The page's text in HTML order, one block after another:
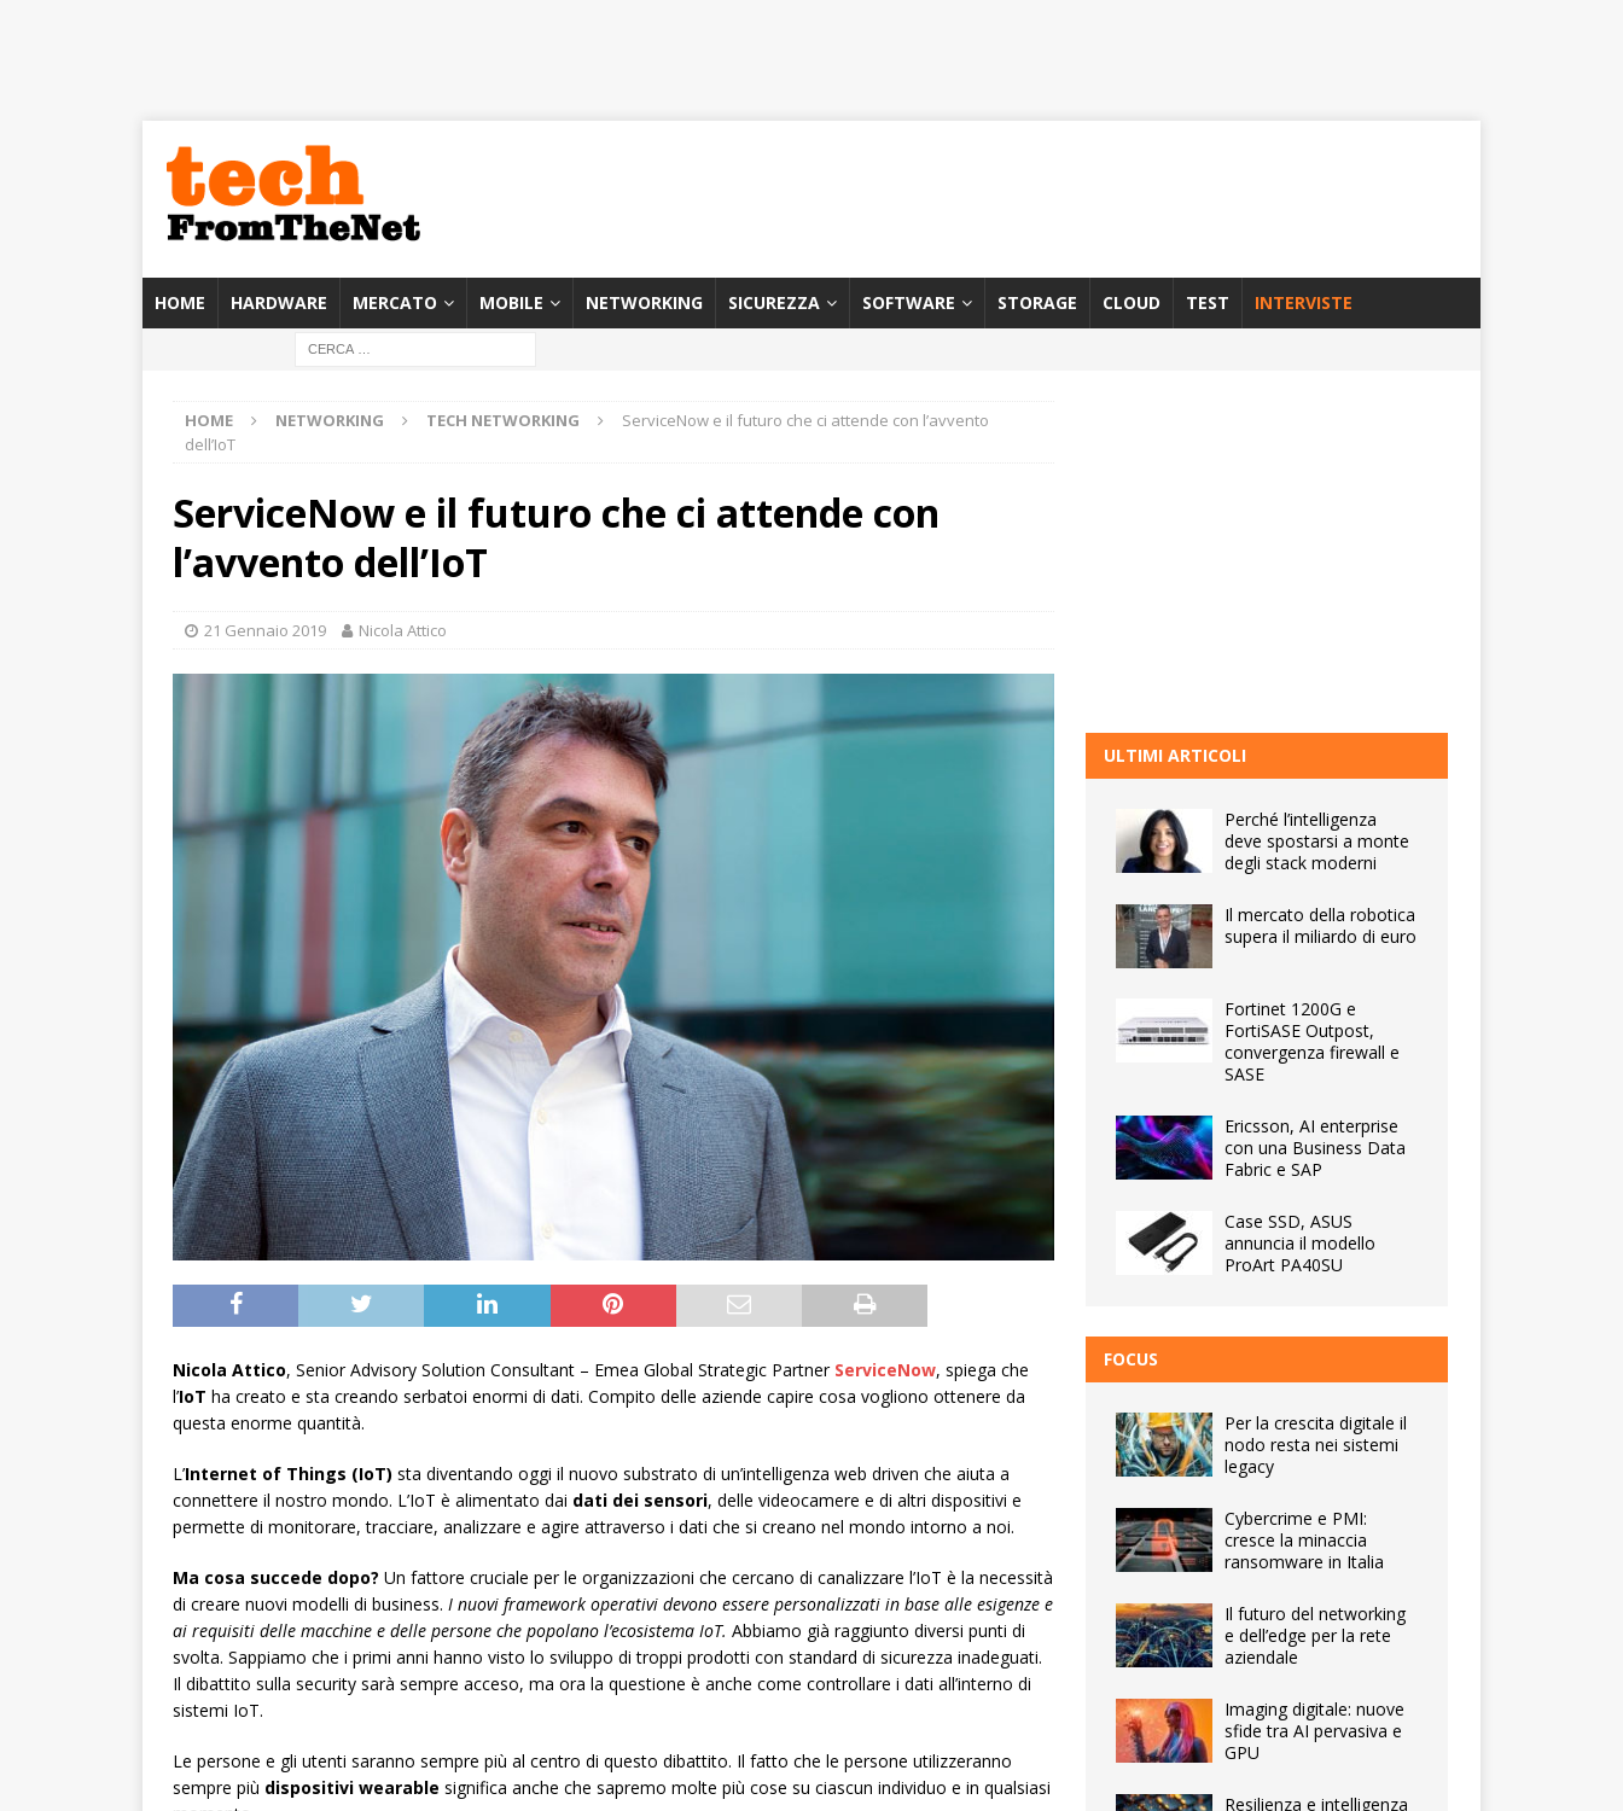
HOME HARDWARE MERCATO MOBILE NETWORKING SICUREZZA SOFTWARE STORAGE CLOUD TEST INTERVISTE
HOME NETWORKING TECH NETWORKING
ServiceNow e il futuro che ci attende con l’avvento
dell’IoT
ServiceNow e il futuro che ci attende con
l’avvento dell’IoT
21 Gennaio 2019 Nicola Attico
Nicola Attico, Senior Advisory Solution Consultant – Emea Global Strategic Partner ServiceNow, spiega che
l’IoT ha creato e sta creando serbatoi enormi di dati. Compito delle aziende capire cosa vogliono ottenere da
questa enorme quantità.
L’Internet of Things (IoT) sta diventando oggi il nuovo substrato di un’intelligenza web driven che aiuta a
connettere il nostro mondo. L’IoT è alimentato dai dati dei sensori, delle videocamere e di altri dispositivi e
permette di monitorare, tracciare, analizzare e agire attraverso i dati che si creano nel mondo intorno a noi.
Ma cosa succede dopo? Un fattore cruciale per le organizzazioni che cercano di canalizzare l’IoT è la necessità
di creare nuovi modelli di business. I nuovi framework operativi devono essere personalizzati in base alle esigenze e
ai requisiti delle macchine e delle persone che popolano l’ecosistema IoT. Abbiamo già raggiunto diversi punti di
svolta. Sappiamo che i primi anni hanno visto lo sviluppo di troppi prodotti con standard di sicurezza inadeguati.
Il dibattito sulla security sarà sempre acceso, ma ora la questione è anche come controllare i dati all’interno di
sistemi IoT.
Le persone e gli utenti saranno sempre più al centro di questo dibattito. Il fatto che le persone utilizzeranno
sempre più dispositivi wearable significa anche che sapremo molte più cose su ciascun individuo e in qualsiasi
ULTIMI ARTICOLI
Perché l’intelligenza
deve spostarsi a monte
degli stack moderni
Il mercato della robotica
supera il miliardo di euro
Fortinet 1200G e
FortiSASE Outpost,
convergenza firewall e
SASE
Ericsson, AI enterprise
con una Business Data
Fabric e SAP
Case SSD, ASUS
annuncia il modello
ProArt PA40SU
FOCUS
Per la crescita digitale il
nodo resta nei sistemi
legacy
Cybercrime e PMI:
cresce la minaccia
ransomware in Italia
Il futuro del networking
e dell’edge per la rete
aziendale
Imaging digitale: nuove
sfide tra AI pervasiva e
GPU
Resilienza e intelligenza